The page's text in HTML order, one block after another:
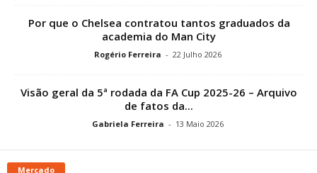
Por que o Chelsea contratou tantos graduados da
academia do Man City
Rogério Ferreira - 22 Julho 2026
Visão geral da 5ª rodada da FA Cup 2025-26 – Arquivo
de fatos da...
Gabriela Ferreira - 13 Maio 2026
Mercado